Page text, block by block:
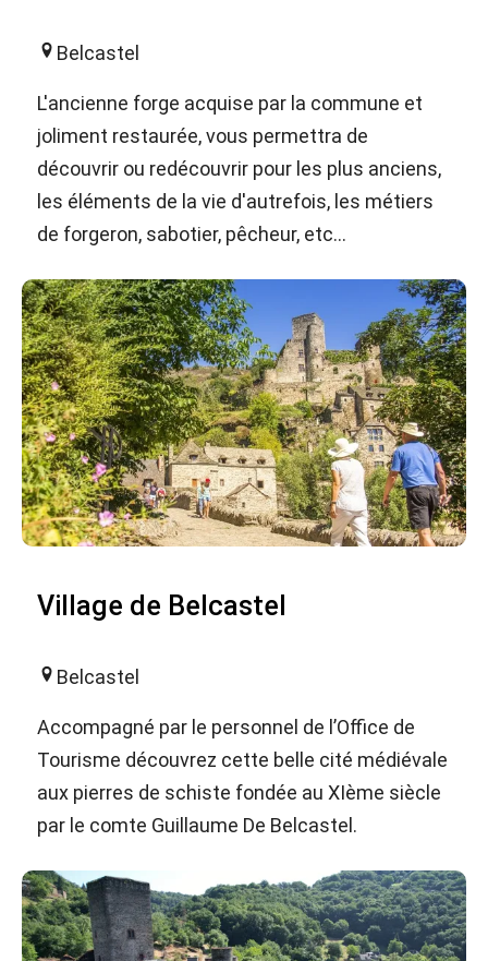
Belcastel
L'ancienne forge acquise par la commune et
joliment restaurée, vous permettra de
découvrir ou redécouvrir pour les plus anciens,
les éléments de la vie d'autrefois, les métiers
de forgeron, sabotier, pêcheur, etc...
Village de Belcastel
Belcastel
Accompagné par le personnel de l’Office de
Tourisme découvrez cette belle cité médiévale
aux pierres de schiste fondée au XIème siècle
par le comte Guillaume De Belcastel.